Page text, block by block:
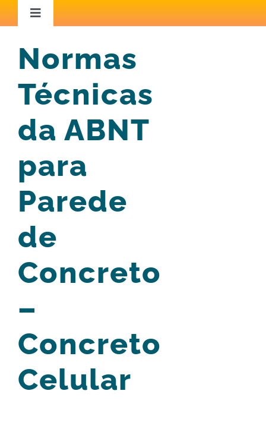
conteúdo
Toggle
Capacitação
Conteúdo Técnico
Normas
Técnicas
da ABNT
para
Parede
de
Concreto
–
Concreto
Celular